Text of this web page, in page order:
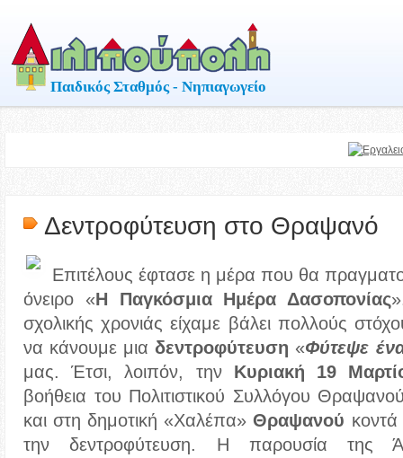
Παιδικός Σταθμός - Νηπιαγωγείο
Δεντροφύτευση στο Θραψανό
Επιτέλους έφτασε η μέρα που θα
όνειρο «Η Παγκόσμια Ημέρα Δασοπονίας
σχολικής χρονιάς είχαμε βάλει πολλούς
να κάνουμε μια δεντροφύτευση «Φύτεψε
μας. Έτσι, λοιπόν, την Κυριακή 19
βοήθεια του Πολιτιστικού Συλλόγου
και στη δημοτική «Χαλέπα» Θραψανού
την δεντροφύτευση. Η παρουσία της